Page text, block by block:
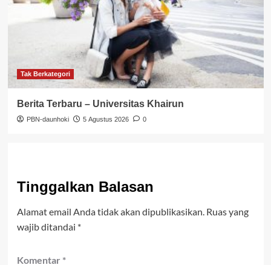
Tak Berkategori
Berita Terbaru – Universitas Khairun
PBN-daunhoki 5 Agustus 2026 0
Tinggalkan Balasan
Alamat email Anda tidak akan dipublikasikan. Ruas yang
wajib ditandai *
Komentar *